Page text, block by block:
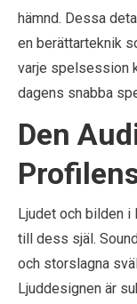
hämnd. Dessa
en berättarteknik
varje spelsession
dagens snabba
Den
Ljudet och bilden i
till dess själ.
och storslagna
Ljuddesignen är